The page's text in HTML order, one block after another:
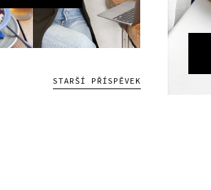
STARŠÍ PŘÍSPĚVEK